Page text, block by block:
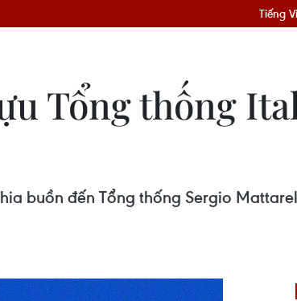
Tiếng
Tổng thống
buồn đến Tổng thống Sergio